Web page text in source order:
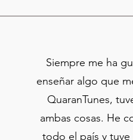
Siempre me ha
enseñar algo que
QuaranTunes,
ambas cosas. He
todo el país y